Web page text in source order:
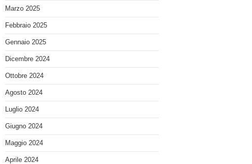
Marzo 2025
Febbraio 2025
Gennaio 2025
Dicembre 2024
Ottobre 2024
Agosto 2024
Luglio 2024
Giugno 2024
Maggio 2024
Aprile 2024